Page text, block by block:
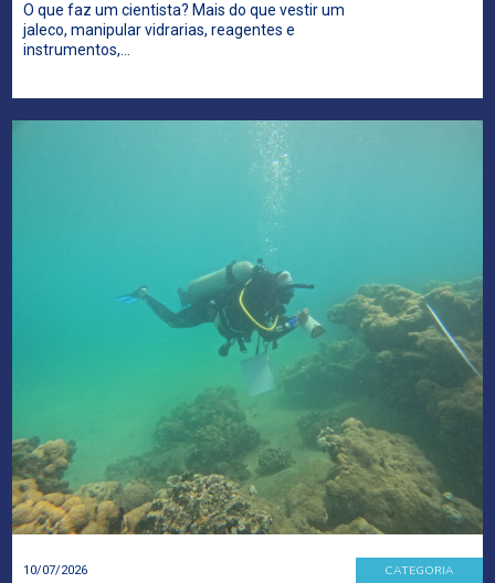
O que faz um cientista? Mais do que vestir um
jaleco, manipular vidrarias, reagentes e
instrumentos,…
10/07/2026 CATEGORIA